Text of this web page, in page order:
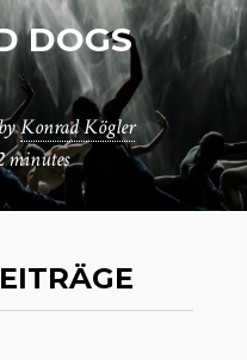
DOGS
Konrad Kögler
minutes